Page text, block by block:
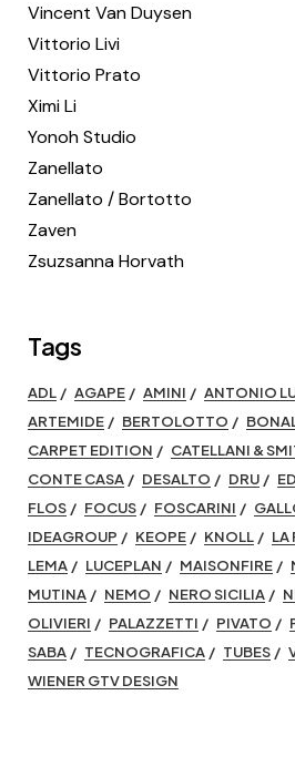
Vincent Van Duysen
Vittorio Livi
Vittorio Prato
Ximi Li
Yonoh Studio
Zanellato
Zanellato / Bortotto
Zaven
Zsuzsanna Horvath
Tags
ADL AGAPE AMINI ANTONIO
ARTEMIDE
BERTOLOTTO
CARPET EDITION
CATELLANI &
CONTE CASA
DESALTO DRU
FLOS
FOCUS FOSCARINI
IDEAGROUP
KEOPE KNOLL
LA
LEMA
LUCEPLAN MAISONFIRE
MUTINA
NEMO NERO SICILIA
OLIVIERI
PALAZZETTI PIVATO
SABA
TECNOGRAFICA TUBES
WIENER GTV DESIGN